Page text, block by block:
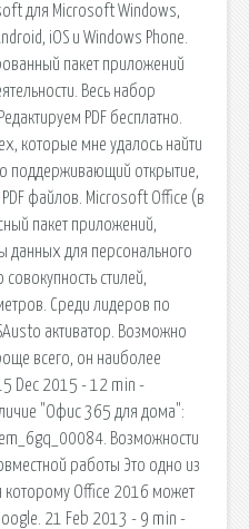
для Microsoft Windows,
iOS и Windows Phone.
пакет приложений
Весь набор
PDF бесплатно.
которые мне удалось найти
поддерживающий открытие,
файлов. Microsoft Office (в
пакет приложений,
данных для персонального
стилей,
Среди лидеров по
активатор. Возможно
всего, он наиболее
Dec 2015 - 12 min -
"Офис 365 для дома":
Возможности
работы Это одно из
которому Office 2016 может
21 Feb 2013 - 9 min -